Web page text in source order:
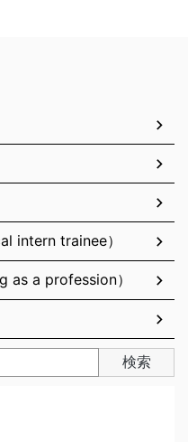
intern trainee）
as a profession）
検索